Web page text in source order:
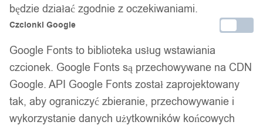
będzie działać zgodnie z oczekiwaniami.
Czcionki Google
Google Fonts to biblioteka usług wstawiania
czcionek. Google Fonts są przechowywane na CDN
Google. API Google Fonts został zaprojektowany
tak, aby ograniczyć zbieranie, przechowywanie i
wykorzystanie danych użytkowników końcowych